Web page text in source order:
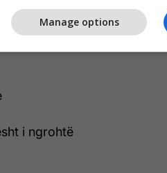
i zi
mishi (ose ujë i ngrohtë)
i ngrohtë
Manage options